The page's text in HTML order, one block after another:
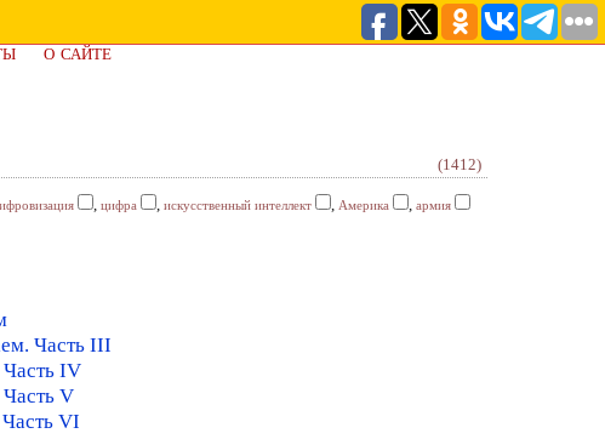
О САЙТЕ
(1412)
, цифра , искусственный интеллект , Америка , армия
Часть III
Часть IV
V
VI